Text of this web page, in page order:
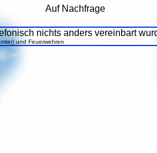
Auf Nachfrage
nichts anders vereinbart
und Feuerwehren